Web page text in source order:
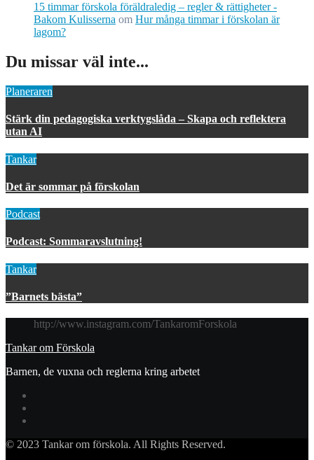
15 timmar förskola föräldraledig – regler & rättigheter -
Bakom Kulisserna om Hur många timmar i förskolan är
lagom?
Du missar väl inte...
Planeraren
Stärk din pedagogiska verktygslåda – Skapa och reflektera
utan AI
Tankar
Det är sommar på förskolan
Podcast
Podcast: Sommaravslutning!
Tankar
”Barnets bästa”
http://www.instagram.com/TankaromForskola
Tankar om Förskola
Barnen, de vuxna och reglerna kring arbetet
© 2023 Tankar om förskola. All Rights Reserved.